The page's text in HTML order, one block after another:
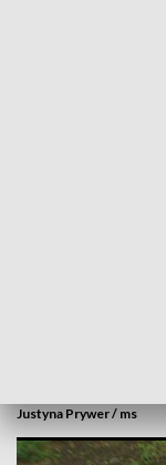
Justyna Prywer / ms